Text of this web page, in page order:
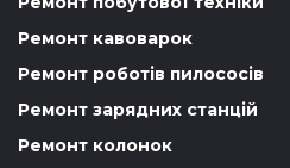
Ремонт кавоварок
Ремонт роботів пилососів
Ремонт зарядних станцій
Ремонт колонок